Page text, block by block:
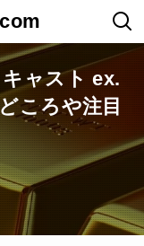
ャスト ex.
ころや注目